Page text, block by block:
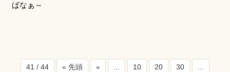
ばなぁ～
41 / 44 « 先頭 « ... 10 20 30 ...